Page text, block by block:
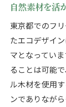
自然素材を活
東京都でのフ
たエコデザイ
マとなってい
ることは可能
ル木材を使用
ンでありなが